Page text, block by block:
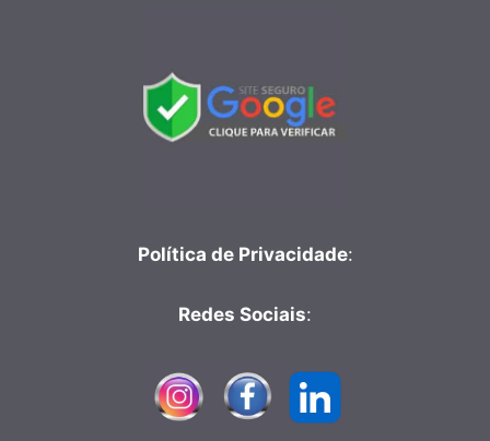
Política de Privacidade:
Redes Sociais: